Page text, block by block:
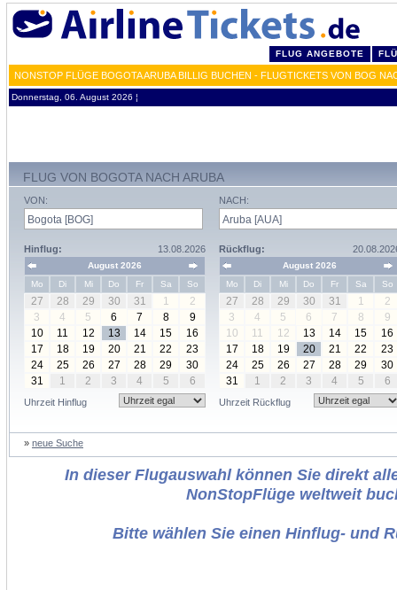
FLUG ANGEBOTE
NONSTOP FLÜGE BOGOTA ARUBA BILLIG BUCHEN - FLUGTICKETS VON BOG
Donnerstag, 06. August 2026 ¦
FLUG VON BOGOTA NACH ARUBA
VON:
Hinflug: 13.08.2026
August 2026
Mo
Di Mi Do Fr Sa So
27 28 29 30 31 1
2
3
4 5 6 7 8
9
10
11 12 13 14 15
16
17
18 19 20 21 22
23
24
25 26 27 28 29
30
31
1 2 3 4 5 6
Uhrzeit Hinflug
NACH:
Rückflug:
August 2026
Mo
Di Mi Do Fr Sa So
27 28 29 30 31 1
2
3
4 5 6 7 8
9
10
11 12 13 14 15
16
17
18 19 20 21 22
23
24
25 26 27 28 29
30
31
1 2 3 4 5 6
Uhrzeit Rückflug
» neue Suche
In dieser Flugauswahl können Sie direkt
NonStopFlüge weltweit
Bitte wählen Sie einen Hinflug- und